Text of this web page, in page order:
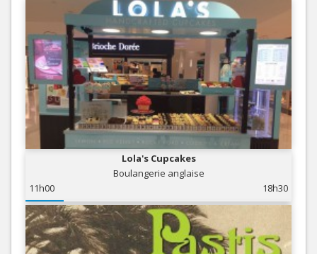
Lola's Cupcakes
Boulangerie anglaise
11h00
18h30